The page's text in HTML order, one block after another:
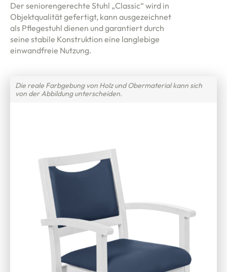
Der seniorengerechte Stuhl „Classic“ wird in
Objektqualität gefertigt, kann ausgezeichnet
als Pflegestuhl dienen und garantiert durch
seine stabile Konstruktion eine langlebige
einwandfreie Nutzung.
Die reale Farbgebung von Holz und Obermaterial kann sich
von der Abbildung unterscheiden.